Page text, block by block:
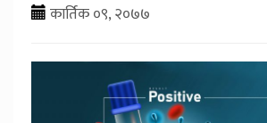
कार्तिक ०९, २०७७